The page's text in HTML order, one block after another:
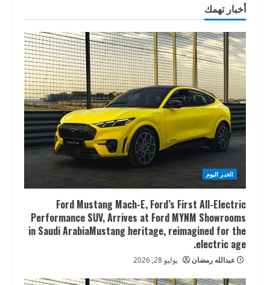
أخبار تهمك
الخبر اليوم
Ford Mustang Mach-E, Ford’s First All-Electric
Performance SUV, Arrives at Ford MYNM Showrooms
in Saudi ArabiaMustang heritage, reimagined for the
electric age.
عبدالله رمضان يوليو 28, 2026